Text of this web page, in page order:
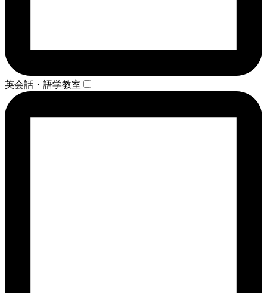
英会話・語学教室